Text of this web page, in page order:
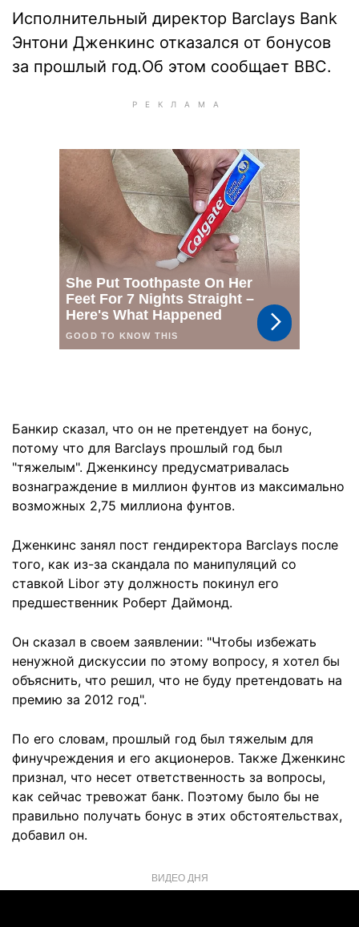
Исполнительный директор Barclays Bank
Энтони Дженкинс отказался от бонусов
за прошлый год.Об этом сообщает BBC.
Банкир сказал, что он не претендует на бонус,
потому что для Barclays прошлый год был
"тяжелым". Дженкинсу предусматривалась
вознаграждение в миллион фунтов из максимально
возможных 2,75 миллиона фунтов.
Дженкинс занял пост гендиректора Barclays после
того, как из-за скандала по манипуляций со
ставкой Libor эту должность покинул его
предшественник Роберт Даймонд.
Он сказал в своем заявлении: "Чтобы избежать
ненужной дискуссии по этому вопросу, я хотел бы
объяснить, что решил, что не буду претендовать на
премию за 2012 год".
По его словам, прошлый год был тяжелым для
финучреждения и его акционеров. Также Дженкинс
признал, что несет ответственность за вопросы,
как сейчас тревожат банк. Поэтому было бы не
правильно получать бонус в этих обстоятельствах,
добавил он.
ВИДЕО ДНЯ